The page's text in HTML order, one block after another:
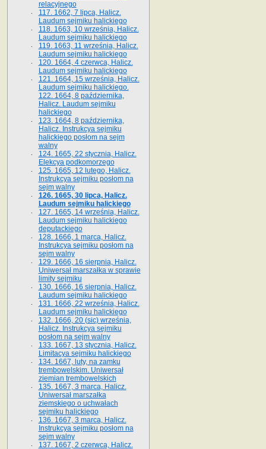
relacyjnego
117. 1662, 7 lipca, Halicz.
Laudum sejmiku halickiego
118. 1663, 10 września, Halicz.
Laudum sejmiku halickiego
119. 1663, 11 września, Halicz.
Laudum sejmiku halickiego
120. 1664, 4 czerwca, Halicz.
Laudum sejmiku halickiego
121. 1664, 15 września, Halicz.
Laudum sejmiku halickiego.
122. 1664, 8 października,
Halicz. Laudum sejmiku
halickiego
123. 1664, 8 października,
Halicz. Instrukcya sejmiku
halickiego posłom na sejm
walny
124. 1665, 22 stycznia, Halicz.
Elekcya podkomorzego
125. 1665, 12 lutego, Halicz.
Instrukcya sejmiku posłom na
sejm walny
126. 1665, 30 lipca, Halicz.
Laudum sejmiku halickiego
127. 1665, 14 września, Halicz.
Laudum sejmiku halickiego
deputackiego
128. 1666, 1 marca, Halicz.
Instrukcya sejmiku posłom na
sejm walny
129. 1666, 16 sierpnia, Halicz.
Uniwersał marszałka w sprawie
limity sejmiku
130. 1666, 16 sierpnia, Halicz.
Laudum sejmiku halickiego
131. 1666, 22 września, Halicz.
Laudum sejmiku halickiego
132. 1666, 20 (sic) września,
Halicz. Instrukcya sejmiku
posłom na sejm walny
133. 1667, 13 stycznia, Halicz.
Limitacya sejmiku halickiego
134. 1667, luty, na zamku
trembowelskim. Uniwersał
ziemian trembowelskich
135. 1667, 3 marca, Halicz.
Uniwersał marszałka
ziemskiego o uchwałach
sejmiku halickiego
136. 1667, 3 marca, Halicz.
Instrukcya sejmiku posłom na
sejm walny
137. 1667, 2 czerwca, Halicz.